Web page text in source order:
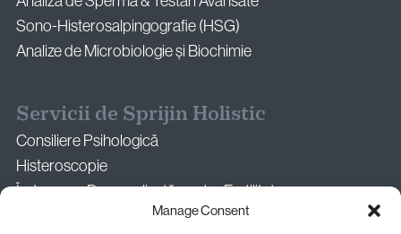
Manage Consent
Sono-Histerosalpingografie (HSG)
Analize de Microbiologie și Biochimie
Servicii de Sprijin Holistic
Consiliere Psihologică
Histeroscopie
Îndrumare Personalizată pentru Fertilitate
Consultație pentru a Doua Opinie Medicală